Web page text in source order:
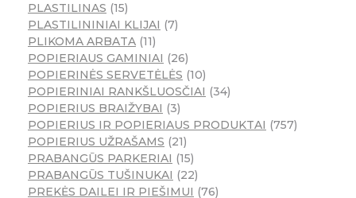
PLASTILINAS 15
PLASTILININIAI KLIJAI
7
PLIKOMA ARBATA 11
POPIERIAUS GAMINIAI
26
POPIERINĖS SERVETĖLĖS 10
POPIERINIAI RANKŠLUOSČIAI
34
POPIERIUS BRAIŽYBAI
3
POPIERIUS IR POPIERIAUS PRODUKTAI
757
POPIERIUS UŽRAŠAMS
21
PRABANGŪS PARKERIAI
15
PRABANGŪS TUŠINUKAI
22
PREKĖS DAILEI IR PIEŠIMUI
76